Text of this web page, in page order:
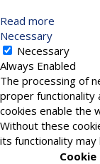
Read more
Necessary
Necessary
Always Enabled
The processing of
proper functionality
cookies enable the
Without these
its functionality
Cookie